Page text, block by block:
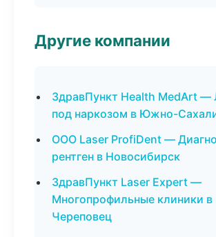
Другие компании
ЗдравПункт Health MedArt —
под наркозом в Южно-
ООО Laser ProfiDent —
рентген в Новосибирск
ЗдравПункт Laser Expert —
Многопрофильные клиники в
Череповец